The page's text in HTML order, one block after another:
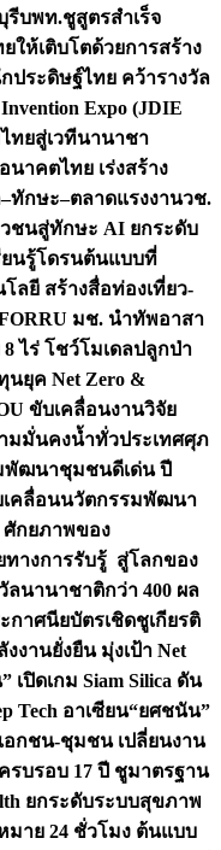
รีบพท.ชูสูตรสำเร็จ
ให้เติบโตด้วยการสร้าง
ประดิษฐ์ไทย คว้ารางวัล
Expo (JDIE
ทยสู่เวทีนานาชา
าคตไทย เร่งสร้าง
–ทักษะ–ตลาดแรงงานวช.
ชนสู่ทักษะ AI ยกระดับ
ยนรู้โดรนต้นแบบที่
ลยี สร้างสื่อท่องเที่ยว-
มช. นำทัพอาสา
ไร่ โชว์โมเดลปลูกป่า
ยุค Net Zero &
ขับเคลื่อนงานวิจัย
มมั่นคงน้ำทั่วประเทศศุภ
พัฒนาชุมชนดีเด่น ปี
เคลื่อนนวัตกรรมพัฒนา
ศักยภาพของ
ทางการรับรู้ สู่โลกของ
ลนานาชาติกว่า 400 ผล
กาศนียบัตรเชิดชูเกียรติ
านยั่งยืน มุ่งเป้า Net
เปิดเกม Siam Silica ดัน
Tech อาเซียน“ยศชนัน”
อกชน-ชุมชน เปลี่ยนงาน
รบรอบ 17 ปี ชูมาตรฐาน
ยกระดับระบบสุขภาพ
มาย 24 ชั่วโมง ต้นแบบ